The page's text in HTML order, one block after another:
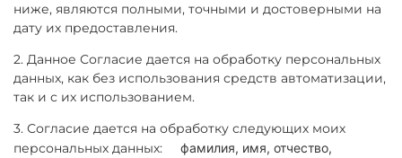
ниже, являются полными, точными и достоверными на
дату их предоставления.
2. Данное Согласие дается на обработку персональных
данных, как без использования средств автоматизации,
так и с их использованием.
3. Согласие дается на обработку следующих моих
персональных данных:
фамилия, имя, отчество,